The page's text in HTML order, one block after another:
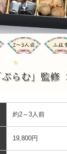
約2～3人前
19,800円